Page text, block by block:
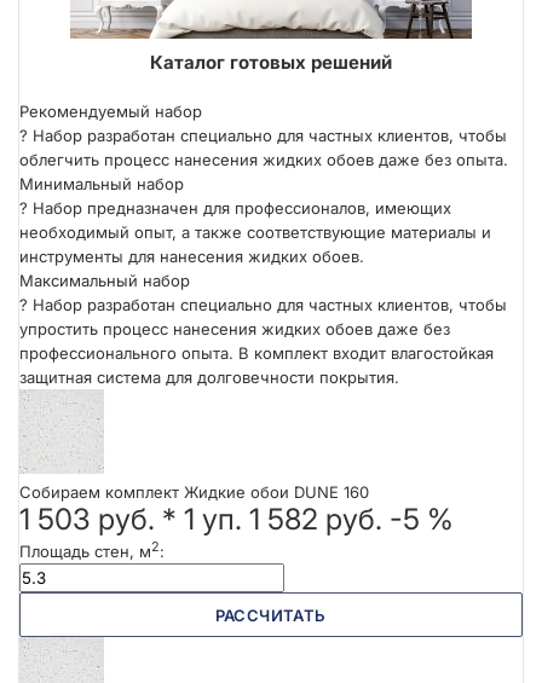
Каталог готовых решений
Рекомендуемый набор
? Набор разработан специально для частных клиентов, чтобы
облегчить процесс нанесения жидких обоев даже без опыта.
Минимальный набор
? Набор предназначен для профессионалов, имеющих
необходимый опыт, а также соответствующие материалы и
инструменты для нанесения жидких обоев.
Максимальный набор
? Набор разработан специально для частных клиентов, чтобы
упростить процесс нанесения жидких обоев даже без
профессионального опыта. В комплект входит влагостойкая
защитная система для долговечности покрытия.
Собираем комплект Жидкие обои DUNE 160
1 503 руб. * 1 уп. 1 582 руб. -5 %
Площадь стен, м2:
РАССЧИТАТЬ